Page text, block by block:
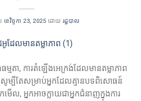
ខេវិច្ចកា 23, 2025 ដោយ រដ្ឋបាល
មតា, ការតំឡើងអេក្រង់ដែលមានតម្លាភាព
បីតែសម្រាប់អ្នកដែលគ្មានបទពិសោធន៍
ល, អ្នកអាចក្លាយជាអ្នកជំនាញក្នុងការ